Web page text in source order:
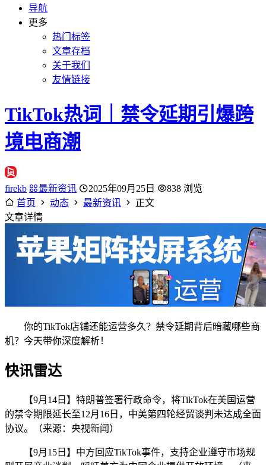
导航
更多
热门标签
文章存档
关于我们
友情链接
TikTok热词｜禁令延期引爆跨
境电商潮
firekb 最新资讯 2025年09月25日
838 浏览
首页
动态 最新资讯
正文
文章详情
你的TikTok店铺还能运营多久？禁令延期背后暗藏哪些商
机？今天带你深度解析！
快讯雷达
【9月14日】特朗普签署行政命令，将TikTok在美国运营
的禁令期限延长至12月16日，中美第四轮经贸谈判未达成全面
协议。（来源：央视新闻）
【9月15日】中方回应TikTok事件，支持企业遵守市场规